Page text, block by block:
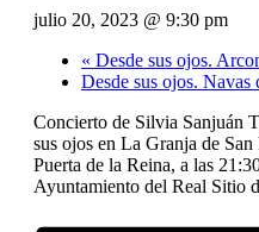
julio 20, 2023 @ 9:30 pm
« Desde sus ojos.
Desde sus ojos.
Concierto de Silvia Sanjuán
sus ojos en La Granja de
Puerta de la Reina, a las
Ayuntamiento del Real Sitio